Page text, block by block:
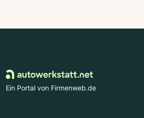
Ein Portal von Firmenweb.de